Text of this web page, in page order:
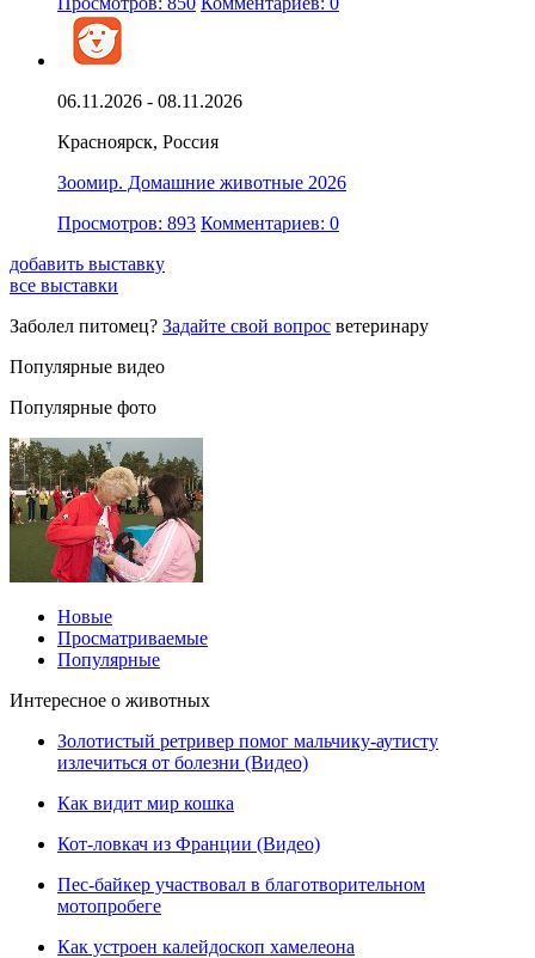
06.11.2026 - 08.11.2026
Красноярск, Россия
Зоомир. Домашние животные 2026
Просмотров: 893 Комментариев: 0
добавить выставку
все выставки
Заболел питомец? Задайте свой вопрос ветеринару
Популярные видео
Популярные фото
Новые
Просматриваемые
Популярные
Интересное о животных
Золотистый ретривер помог мальчику-аутисту
излечиться от болезни (Видео)
Как видит мир кошка
Кот-ловкач из Франции (Видео)
Пес-байкер участвовал в благотворительном
мотопробеге
Как устроен калейдоскоп хамелеона